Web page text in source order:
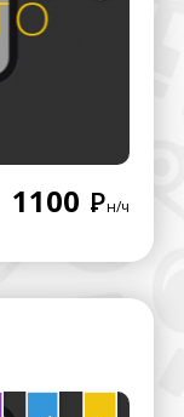
1100 Рн/ч